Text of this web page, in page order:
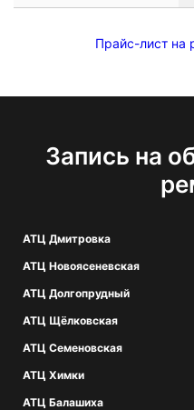
Прайс-лист на
Запись на
АТЦ Дмитровка
АТЦ Новоясеневская
АТЦ Долгопрудный
АТЦ Щёлковская
АТЦ Семеновская
АТЦ Химки
АТЦ Балашиха